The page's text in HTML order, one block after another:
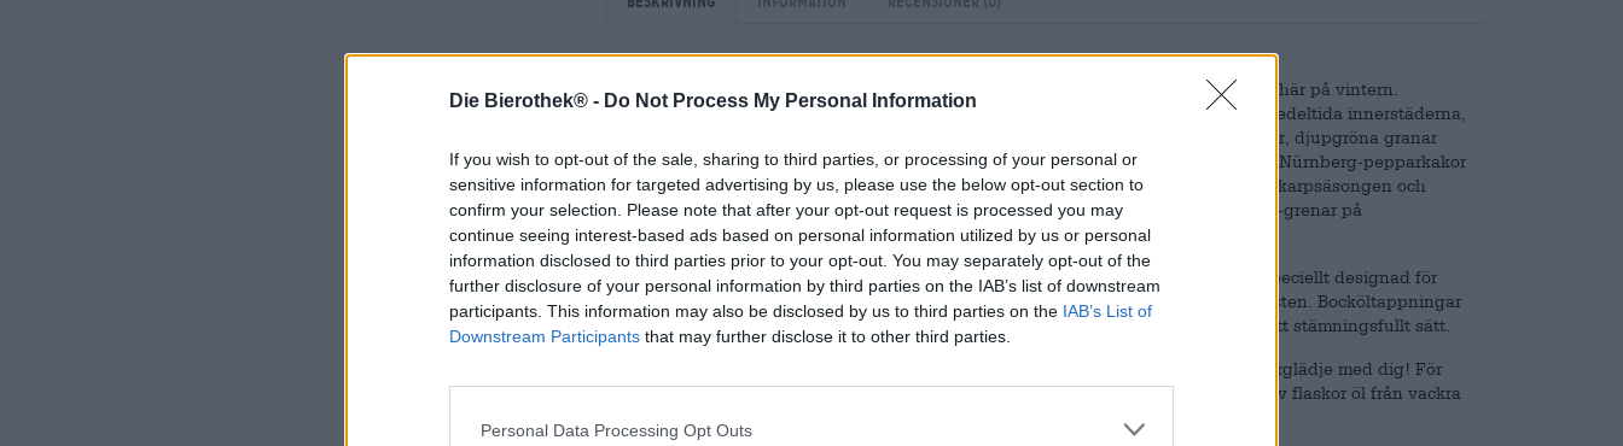
Die Bierothek® - Do Not Process My Personal Information
If you wish to opt-out of the sale, sharing to third parties, or processing of your personal or
sensitive information for targeted advertising by us, please use the below opt-out section to
confirm your selection. Please note that after your opt-out request is processed you may
continue seeing interest-based ads based on personal information utilized by us or personal
information disclosed to third parties prior to your opt-out. You may separately opt-out of the
further disclosure of your personal information by third parties on the IAB’s list of downstream
participants. This information may also be disclosed by us to third parties on the IAB’s List of
Downstream Participants that may further disclose it to other third parties.
Personal Data Processing Opt Outs
Franken är vackert när som helst på året, men det finns en mycket speciell magi här på vintern.
Glittrande snö täcker korsvirkeshusens tak med ett vitt lager av strösocker, de medeltida innerstäderna,
trädgårdarna och balkongerna är dekorerade med älva ljus och glödande stjärnor, djupgröna granar
med guld och röda bollar kantar gatorna och doften av nybakade kakor och fina Nürnberg-pepparkakor
sveper genom bitter kall luft. De rustika gästgivarna ringer in den efterlängtade karpsäsongen och
peppar sina menyer med fiskrätter, gås och färsk savoykål. Det blommar Barbara-grenar på
fönsterbrädorna och de första julmarknaderna slår upp sina dörrar.
Bocköl är en integrerad del av den frankiska vintern. Denna starka specialitet, speciellt designad för
den kalla årstiden, bryggs på sensommaren och tappas under ceremonier på hösten. Bocköltappningar
är höjdpunkten i oktober och november och ringer in den mysiga säsongen på ett stämningsfullt sätt.
Eftersom alla inte har turen att bo i Franken vill vi gärna dela en del av vår vinterglädje med dig! För
detta ändamål har vi packat dig ett ölpaket med frankiska öl. Setet innehåller tolv flaskor öl från vackra